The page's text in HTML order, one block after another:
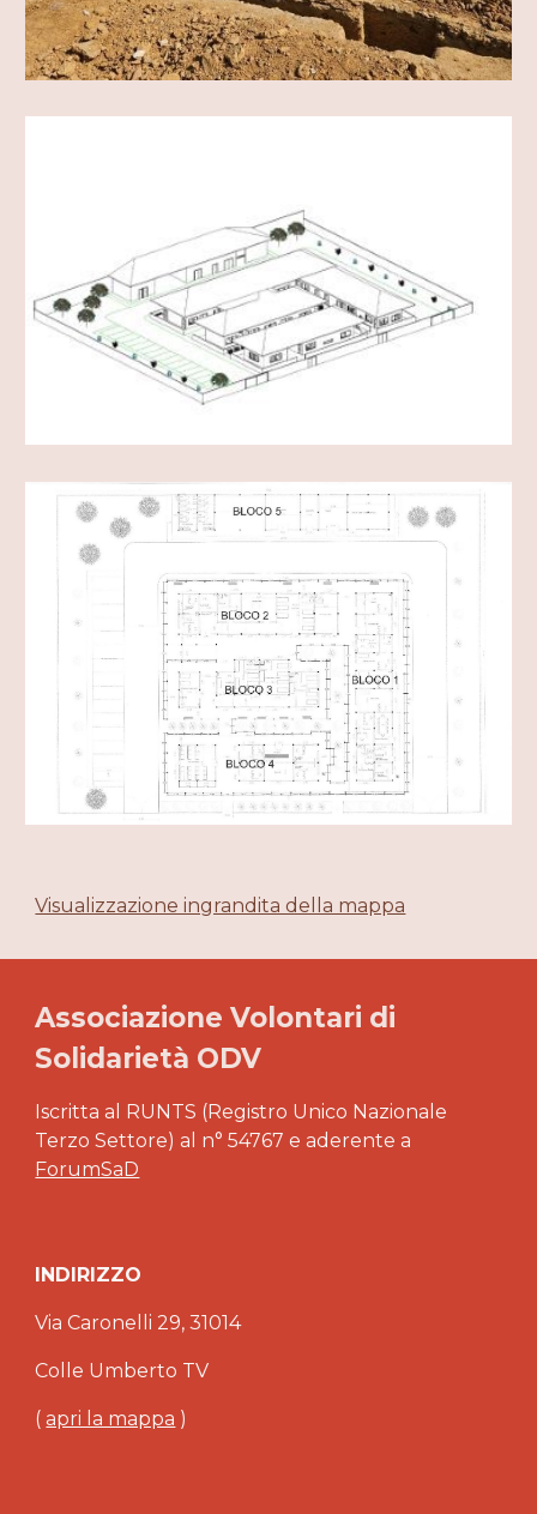
Visualizzazione ingrandita della mappa
Associazione Volontari di
Solidarietà ODV
Iscritta al RUNTS (Registro Unico Nazionale
Terzo Settore) al n° 54767 e aderente a
ForumSaD
INDIRIZZO
Via Caronelli 29, 31014
Colle Umberto TV
(apri la mappa )